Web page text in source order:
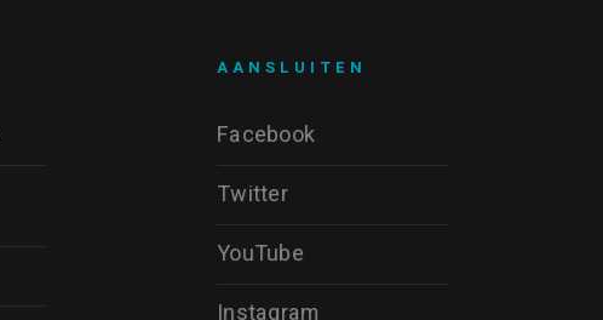
AANSLUITEN
Facebook
Twitter
YouTube
Instagram